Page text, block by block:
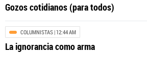
ECONOMÍA| 12:01 AM
La paradoja de
cayó a mínimo
gobierno, pero no
Gozos cotidianos (para todos)
COLUMNISTAS| 12:44 AM
La ignorancia como arma